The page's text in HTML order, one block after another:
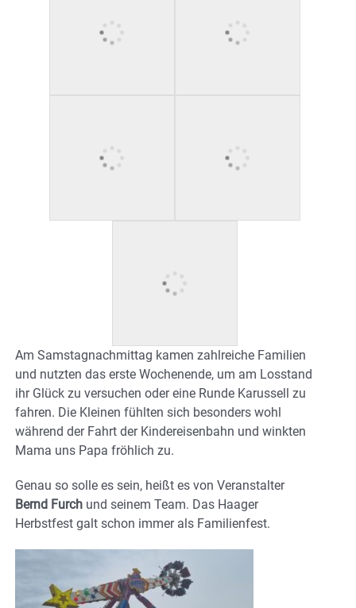
Am Samstagnachmittag kamen zahlreiche Familien
und nutzten das erste Wochenende, um am Losstand
ihr Glück zu versuchen oder eine Runde Karussell zu
fahren. Die Kleinen fühlten sich besonders wohl
während der Fahrt der Kindereisenbahn und winkten
Mama uns Papa fröhlich zu.
Genau so solle es sein, heißt es von Veranstalter
Bernd Furch und seinem Team. Das Haager
Herbstfest galt schon immer als Familienfest.